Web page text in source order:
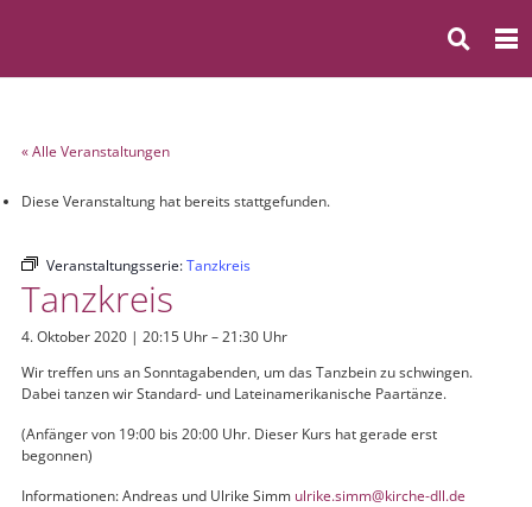
« Alle Veranstaltungen
Diese Veranstaltung hat bereits stattgefunden.
Veranstaltungsserie:Tanzkreis
Tanzkreis
4. Oktober 2020 | 20:15 Uhr–21:30 Uhr
Wir treffen uns an Sonntagabenden, um das Tanzbein zu schwingen.
Dabei tanzen wir Standard- und Lateinamerikanische Paartänze.
(Anfänger von 19:00 bis 20:00 Uhr. Dieser Kurs hat gerade erst
begonnen)
Informationen: Andreas und Ulrike Simm ulrike.simm@kirche-dll.de